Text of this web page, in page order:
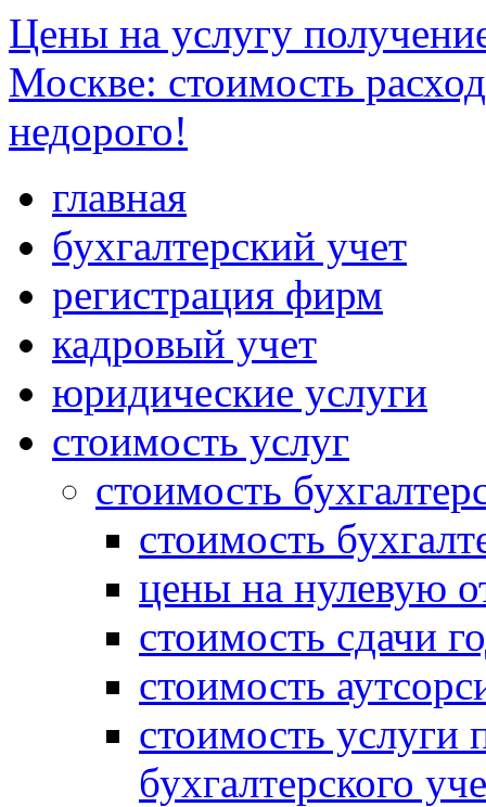
Цены на услугу
Москве: стоимость
недорого!
главная
бухгалтерский учет
регистрация фирм
кадровый учет
юридические услуги
стоимость услуг
стоимость
стоимость
цены на нулевую
стоимость сдачи
стоимость
стоимость услуги
бухгалтерского